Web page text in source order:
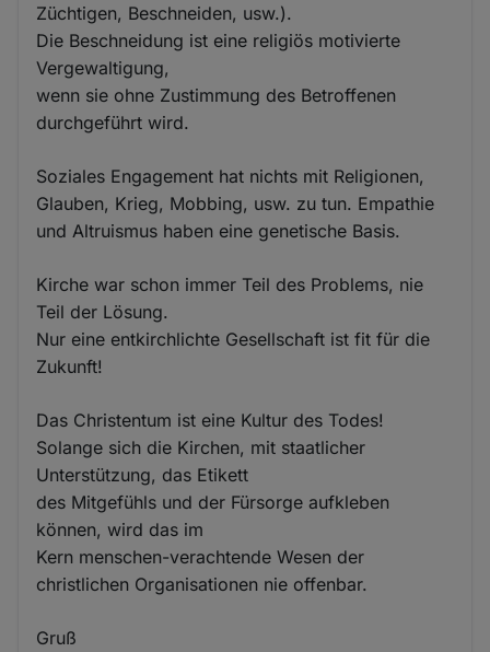
Züchtigen, Beschneiden, usw.).
Die Beschneidung ist eine religiös motivierte
Vergewaltigung,
wenn sie ohne Zustimmung des Betroffenen
durchgeführt wird.
Soziales Engagement hat nichts mit Religionen,
Glauben, Krieg, Mobbing, usw. zu tun. Empathie
und Altruismus haben eine genetische Basis.
Kirche war schon immer Teil des Problems, nie
Teil der Lösung.
Nur eine entkirchlichte Gesellschaft ist fit für die
Zukunft!
Das Christentum ist eine Kultur des Todes!
Solange sich die Kirchen, mit staatlicher
Unterstützung, das Etikett
des Mitgefühls und der Fürsorge aufkleben
können, wird das im
Kern menschen-verachtende Wesen der
christlichen Organisationen nie offenbar.
Gruß